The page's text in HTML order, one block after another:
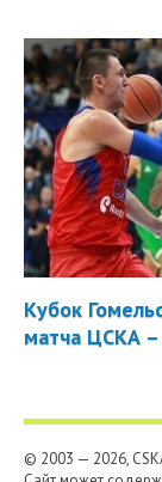
Кубок
матча ЦСКА
© 2003 — 2026,